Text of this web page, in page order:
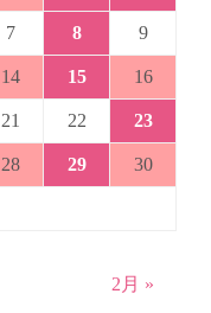
7 8 9
14 15 16
21 22 23
28 29 30
2月 »